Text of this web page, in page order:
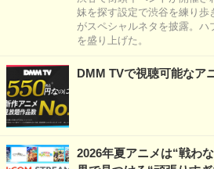
妹を探す設定で渋谷を練り歩
がスペシャルネタを披露。
を盛り上げた。
DMM TVで視聴可能なア
2026年夏アニメは“戦わ